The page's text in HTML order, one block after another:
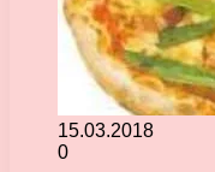
15.03.2018
0